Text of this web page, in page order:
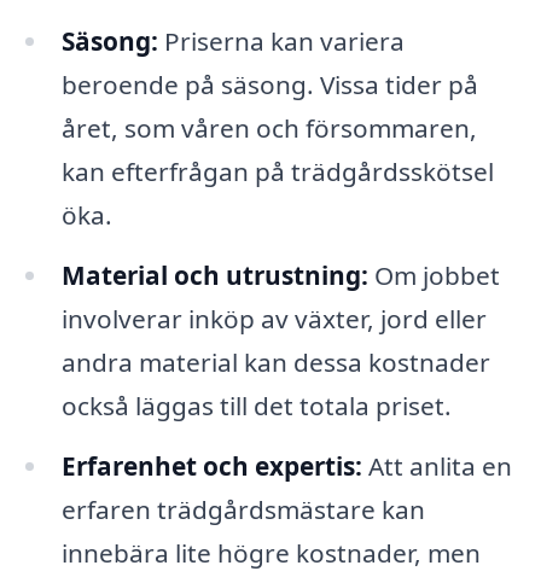
Säsong: Priserna kan variera
beroende på säsong. Vissa tider på
året, som våren och försommaren,
kan efterfrågan på trädgårdsskötsel
öka.
Material och utrustning: Om jobbet
involverar inköp av växter, jord eller
andra material kan dessa kostnader
också läggas till det totala priset.
Erfarenhet och expertis: Att anlita en
erfaren trädgårdsmästare kan
innebära lite högre kostnader, men